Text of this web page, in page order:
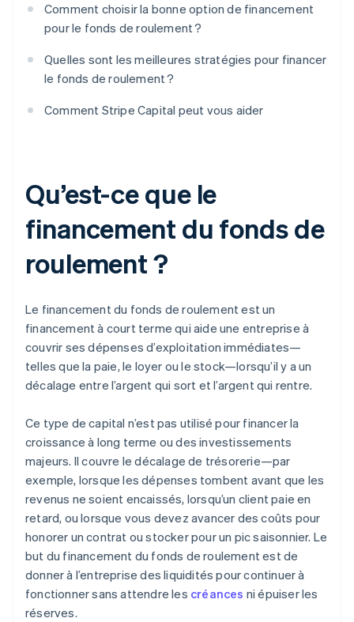
Comment choisir la bonne option de financement
pour le fonds de roulement ?
Quelles sont les meilleures stratégies pour financer
le fonds de roulement ?
Comment Stripe Capital peut vous aider
Qu’est-ce que le
financement du fonds de
roulement ?
Le financement du fonds de roulement est un
financement à court terme qui aide une entreprise à
couvrir ses dépenses d’exploitation immédiates—
telles que la paie, le loyer ou le stock—lorsqu’il y a un
décalage entre l’argent qui sort et l’argent qui rentre.
Ce type de capital n’est pas utilisé pour financer la
croissance à long terme ou des investissements
majeurs. Il couvre le décalage de trésorerie—par
exemple, lorsque les dépenses tombent avant que les
revenus ne soient encaissés, lorsqu’un client paie en
retard, ou lorsque vous devez avancer des coûts pour
honorer un contrat ou stocker pour un pic saisonnier. Le
but du financement du fonds de roulement est de
donner à l’entreprise des liquidités pour continuer à
fonctionner sans attendre les créances ni épuiser les
réserves.